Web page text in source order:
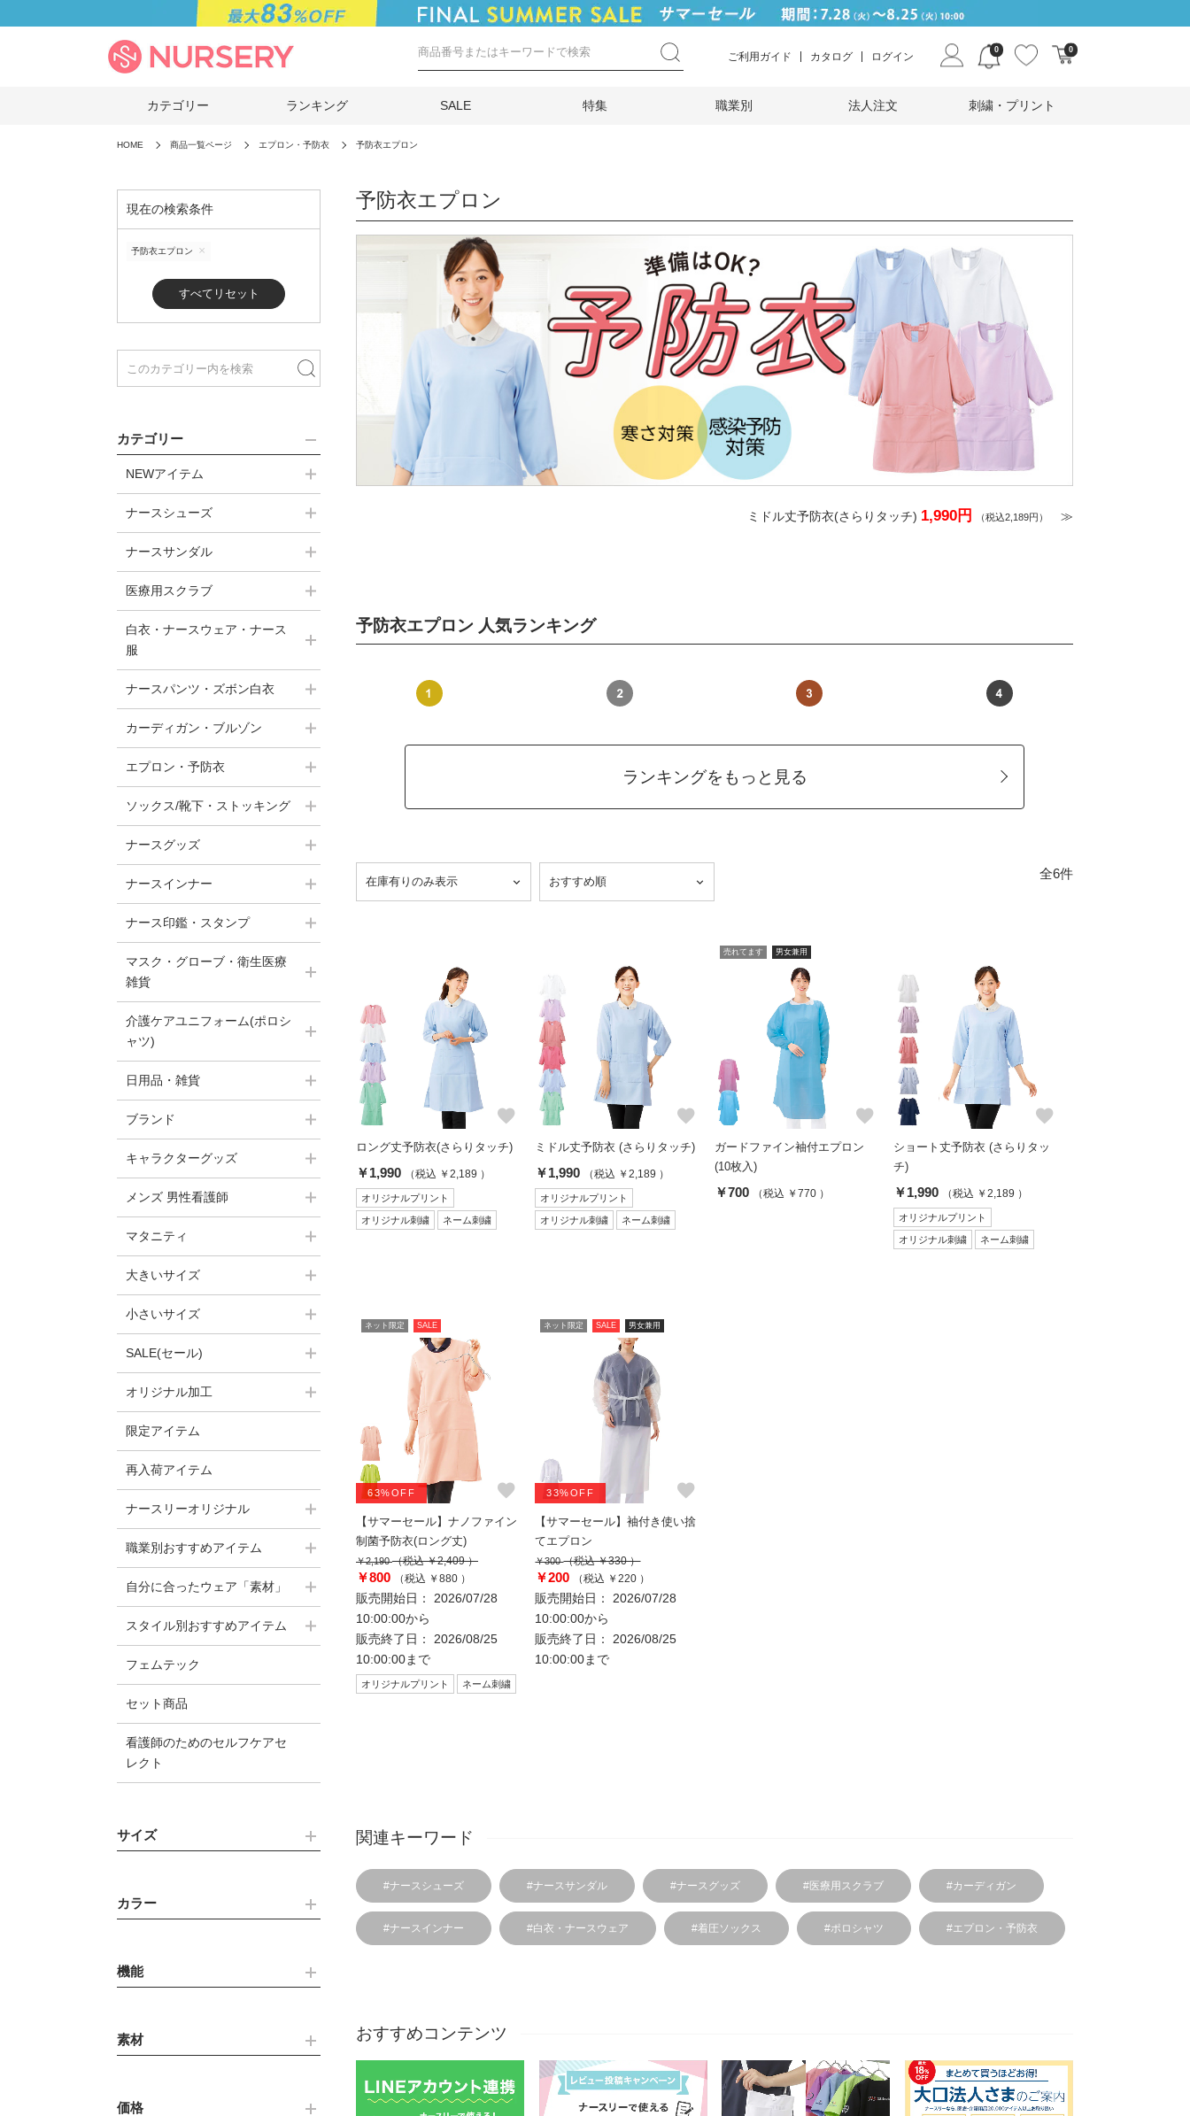
ご利用ガイド カタログ ログイン
0 0
カテゴリー ランキング SALE 特集 職業別 法人注文 刺繍・プリント
HOME 商品一覧ページ エプロン・予防衣 予防衣エプロン
現在の検索条件
予防衣エプロン
すべてリセット
カテゴリー
NEWアイテム
ナースシューズ
ナースサンダル
医療用スクラブ
白衣・ナースウェア・ナース
服
ナースパンツ・ズボン白衣
カーディガン・ブルゾン
エプロン・予防衣
ソックス/靴下・ストッキング
ナースグッズ
ナースインナー
ナース印鑑・スタンプ
マスク・グローブ・衛生医療
雑貨
介護ケアユニフォーム(ポロシ
ャツ)
日用品・雑貨
ブランド
キャラクターグッズ
メンズ 男性看護師
マタニティ
大きいサイズ
小さいサイズ
SALE(セール)
オリジナル加工
限定アイテム
再入荷アイテム
ナースリーオリジナル
職業別おすすめアイテム
自分に合ったウェア「素材」
スタイル別おすすめアイテム
フェムテック
セット商品
看護師のためのセルフケアセ
レクト
サイズ
カラー
機能
素材
価格
予防衣エプロン
ミドル丈予防衣(さらりタッチ) 1,990円 （税込2,189円） ≫
予防衣エプロン 人気ランキング
ランキングをもっと見る
全6件
favorite
ロング丈予防衣(さらりタッチ)
￥1,990 （税込 ￥2,189 ）
オリジナルプリント
オリジナル刺繍 ネーム刺繍
favorite
ミドル丈予防衣 (さらりタッチ)
￥1,990 （税込 ￥2,189 ）
オリジナルプリント
オリジナル刺繍 ネーム刺繍
売れてます 男女兼用
favorite
ガードファイン袖付エプロン
(10枚入)
￥700 （税込 ￥770 ）
favorite
ショート丈予防衣 (さらりタッ
チ)
￥1,990 （税込 ￥2,189 ）
オリジナルプリント
オリジナル刺繍 ネーム刺繍
ネット限定 SALE
63%OFF favorite
【サマーセール】ナノファイン
制菌予防衣(ロング丈)
￥2,190（税込 ￥2,409 ）
￥800 （税込 ￥880 ）
販売開始日： 2026/07/28
10:00:00から
販売終了日： 2026/08/25
10:00:00まで
オリジナルプリント ネーム刺繍
ネット限定 SALE 男女兼用
33%OFF favorite
【サマーセール】袖付き使い捨
てエプロン
￥300（税込 ￥330 ）
￥200 （税込 ￥220 ）
販売開始日： 2026/07/28
10:00:00から
販売終了日： 2026/08/25
10:00:00まで
関連キーワード
#ナースシューズ #ナースサンダル #ナースグッズ #医療用スクラブ #カーディガン
#ナースインナー #白衣・ナースウェア #着圧ソックス #ポロシャツ #エプロン・予防衣
おすすめコンテンツ